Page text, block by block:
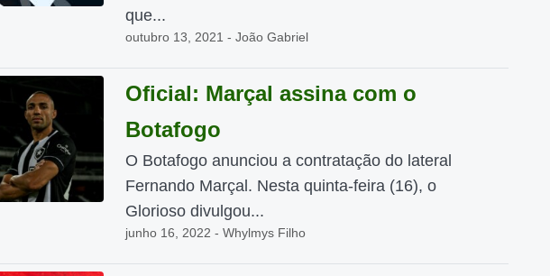
que...
outubro 13, 2021 - João Gabriel
Oficial: Marçal assina com o
Botafogo
O Botafogo anunciou a contratação do lateral
Fernando Marçal. Nesta quinta-feira (16), o
Glorioso divulgou...
junho 16, 2022 - Whylmys Filho